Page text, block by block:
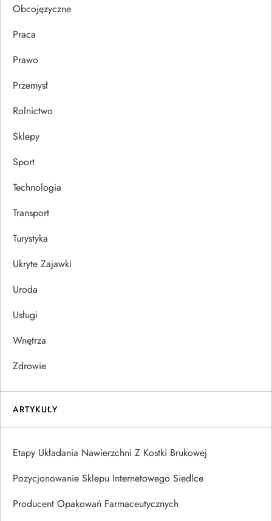
u
Obcojęzyczne
Praca
Prawo
Przemysł
Rolnictwo
Sklepy
Sport
Technologia
Transport
Turystyka
Ukryte Zajawki
Uroda
Usługi
Wnętrza
Zdrowie
ARTYKUŁY
Etapy Układania Nawierzchni Z Kostki Brukowej
Pozycjonowanie Sklepu Internetowego Siedlce
Producent Opakowań Farmaceutycznych